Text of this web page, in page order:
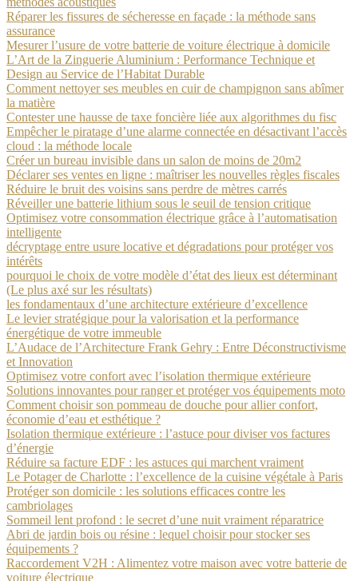
Réparer les fissures de sécheresse en façade : la méthode sans
assurance
Mesurer l’usure de votre batterie de voiture électrique à domicile
L’Art de la Zinguerie Aluminium : Performance Technique et
Design au Service de l’Habitat Durable
Comment nettoyer ses meubles en cuir de champignon sans abîmer
la matière
Contester une hausse de taxe foncière liée aux algorithmes du fisc
Empêcher le piratage d’une alarme connectée en désactivant l’accès
cloud : la méthode locale
Créer un bureau invisible dans un salon de moins de 20m2
Déclarer ses ventes en ligne : maîtriser les nouvelles règles fiscales
Réduire le bruit des voisins sans perdre de mètres carrés
Réveiller une batterie lithium sous le seuil de tension critique
Optimisez votre consommation électrique grâce à l’automatisation
intelligente
décryptage entre usure locative et dégradations pour protéger vos
intérêts
pourquoi le choix de votre modèle d’état des lieux est déterminant
(Le plus axé sur les résultats)
les fondamentaux d’une architecture extérieure d’excellence
Le levier stratégique pour la valorisation et la performance
énergétique de votre immeuble
L’Audace de l’Architecture Frank Gehry : Entre Déconstructivisme
et Innovation
Optimisez votre confort avec l’isolation thermique extérieure
Solutions innovantes pour ranger et protéger vos équipements moto
Comment choisir son pommeau de douche pour allier confort,
économie d’eau et esthétique ?
Isolation thermique extérieure : l’astuce pour diviser vos factures
d’énergie
Réduire sa facture EDF : les astuces qui marchent vraiment
Le Potager de Charlotte : l’excellence de la cuisine végétale à Paris
Protéger son domicile : les solutions efficaces contre les
cambriolages
Sommeil lent profond : le secret d’une nuit vraiment réparatrice
Abri de jardin bois ou résine : lequel choisir pour stocker ses
équipements ?
Raccordement V2H : Alimentez votre maison avec votre batterie de
voiture électrique